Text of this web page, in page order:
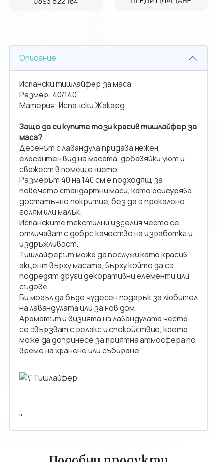
Описание
Испански тишлайфер за маса
Размер: 40/140
Материя: Испански Жакард
Защо да си купите този красив тишлайфер за
маса?
Десенът с лавандула придава нежен,
елегантен вид на масата, добавяйки уют и
свежест в помещението.
Размерът 40 на 140 см е подходящ за
повечето стандартни маси, като осигурява
достатъчно покритие, без да е прекалено
голям или малък.
Испанските текстилни изделия често се
отличават с добро качество на изработка и
издръжливост.
Тишлайферът може да послужи като красив
акцент върху масата, върху който да се
подредят други декоративни елементи или
съдове.
Би могъл да бъде чудесен подарък за любител
на лавандулата или за нов дом.
Ароматът и визията на лавандулата често
се свързват с релакс и спокойствие, което
може да допринесе за приятна атмосфера по
време на хранене или събиране.
"